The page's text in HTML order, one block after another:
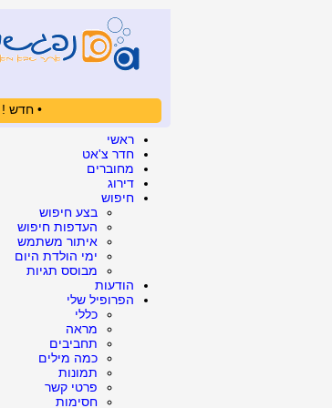
• חדש !
ראשי
חדר צ'אט
מחוברים
דירוג
חיפוש
בצע חיפוש
העדפות חיפוש
איתור משתמש
ימי הולדת היום
מבוסס תגיות
הודעות
הפרופיל שלי
כללי
מראה
תחביבים
כמה מילים
תמונות
פרטי קשר
חסימות